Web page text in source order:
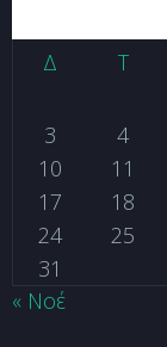
Δ
Τ
3
4
10
11
17
18
24
25
31
« Νοέ